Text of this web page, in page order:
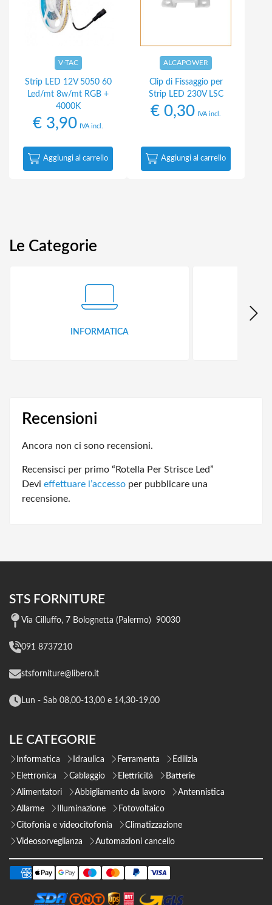
V-TAC
Strip LED 12V 5050 60
Led/mt 8w/mt RGB +
4000K
€ 3,90 IVA incl.
Aggiungi al carrello
ALCAPOWER
Clip di Fissaggio per
Strip LED 230V LSC
€ 0,30 IVA incl.
Aggiungi al carrello
Le Categorie
INFORMATICA
Recensioni
Ancora non ci sono recensioni.
Recensisci per primo “Rotella Per Strisce Led”
Devi effettuare l’accesso per pubblicare una
recensione.
STS FORNITURE
Via Cilluffo, 7 Bolognetta (Palermo) 90030
091 8737210
stsforniture@libero.it
Lun - Sab 08,00-13,00 e 14,30-19,00
LE CATEGORIE
Informatica Idraulica Ferramenta
Edilizia
Elettronica
Cablaggio Elettricità
Batterie
Alimentatori
Abbigliamento da lavoro
Antennistica
Allarme
Illuminazione
Fotovoltaico
Citofonia e videocitofonia
Climatizzazione
Videosorveglianza
Automazioni cancello